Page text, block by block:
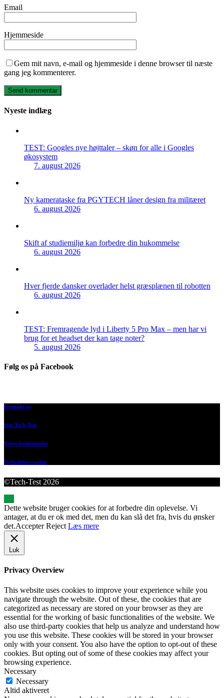
Email
Hjemmeside
Gem mit navn, e-mail og hjemmeside i denne browser til næste
gang jeg kommenterer.
Nyeste indlæg
TEST: Googles nye højttaler – skøn for alle i Googles
økosystem
7. august 2026
Ny kamerataske fra PGYTECH låner design fra militæret
6. august 2026
Skift af studiemiljø kan forbedre din hukommelse
6. august 2026
Hver fjerde dansker overlader helst græsplænen til robotten
6. august 2026
TEST: Fremragende lyd i Liberty 5 Pro Max – men har vi
brug for et headset der kan tage noter?
5. august 2026
Følg os på Facebook
Kontakt os
Om Tech-Test
Vores bedømmelse
Nyhedsbrevsarkiv
©Tech-Test 2026
Dette website bruger cookies for at forbedre din oplevelse. Vi
antager, at du er ok med det, men du kan slå det fra, hvis du ønsker
det.Accepter Reject Læs mere
Luk
Privacy Overview
This website uses cookies to improve your experience while you
navigate through the website. Out of these, the cookies that are
categorized as necessary are stored on your browser as they are
essential for the working of basic functionalities of the website. We
also use third-party cookies that help us analyze and understand how
you use this website. These cookies will be stored in your browser
only with your consent. You also have the option to opt-out of these
cookies. But opting out of some of these cookies may affect your
browsing experience.
Necessary
Necessary
Altid aktiveret